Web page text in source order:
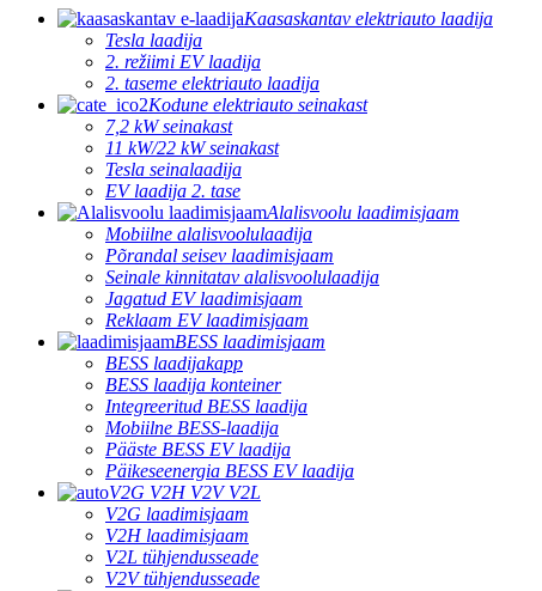
Kaasaskantav elektriauto laadija
Tesla laadija
2. režiimi EV laadija
2. taseme elektriauto laadija
Kodune elektriauto seinakast
7,2 kW seinakast
11 kW/22 kW seinakast
Tesla seinalaadija
EV laadija 2. tase
Alalisvoolu laadimisjaam
Mobiilne alalisvoolulaadija
Põrandal seisev laadimisjaam
Seinale kinnitatav alalisvoolulaadija
Jagatud EV laadimisjaam
Reklaam EV laadimisjaam
BESS laadimisjaam
BESS laadijakapp
BESS laadija konteiner
Integreeritud BESS laadija
Mobiilne BESS-laadija
Pääste BESS EV laadija
Päikeseenergia BESS EV laadija
V2G V2H V2V V2L
V2G laadimisjaam
V2H laadimisjaam
V2L tühjendusseade
V2V tühjendusseade